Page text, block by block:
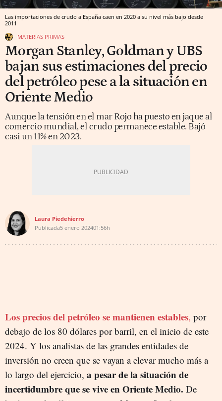
Las importaciones de crudo a España caen en 2020 a su nivel más bajo desde
2011
MATERIAS PRIMAS
Morgan Stanley, Goldman y UBS
bajan sus estimaciones del precio
del petróleo pese a la situación en
Oriente Medio
Aunque la tensión en el mar Rojo ha puesto en jaque al
comercio mundial, el crudo permanece estable. Bajó
casi un 11% en 2023.
Laura Piedehierro
Publicada5 enero 202401:56h
Los precios del petróleo se mantienen estables, por
debajo de los 80 dólares por barril, en el inicio de este
2024. Y los analistas de las grandes entidades de
inversión no creen que se vayan a elevar mucho más a
lo largo del ejercicio, a pesar de la situación de
incertidumbre que se vive en Oriente Medio. De